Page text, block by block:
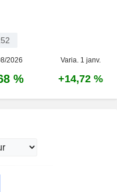
2026 Varia. 1 janv.
% +14,72 %